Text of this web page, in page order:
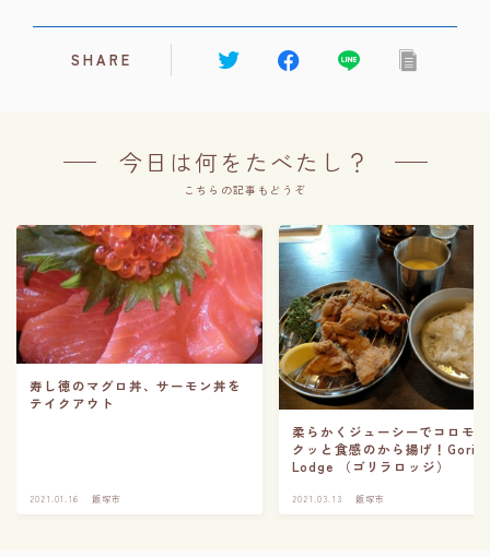
SHARE
今日は何をたべたし？
こちらの記事もどうぞ
寿し徳のマグロ丼、サーモン丼を
テイクアウト
2021.01.16 飯塚市
柔らかくジューシーでコロモ
クッと食感のから揚げ！
Lodge （ゴリラロッジ）
2021.03.13 飯塚市